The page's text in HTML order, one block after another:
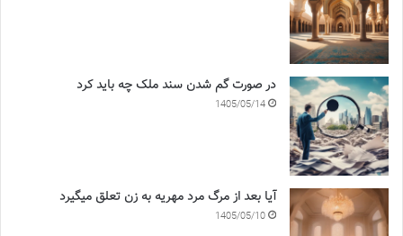
در صورت گم شدن سند ملک چه باید کرد
1405/05/14
آیا بعد از مرگ مرد مهریه به زن تعلق میگیرد
1405/05/10